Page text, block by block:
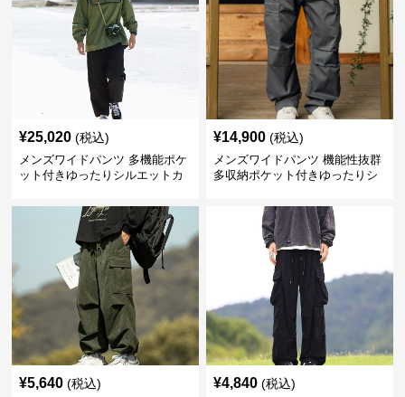
¥25,020 (税込)
メンズワイドパンツ 多機能ポケ
ット付きゆったりシルエットカ
¥14,900 (税込)
メンズワイドパンツ 機能性抜群
多収納ポケット付きゆったりシ
¥5,640 (税込) ¥4,840 (税込)